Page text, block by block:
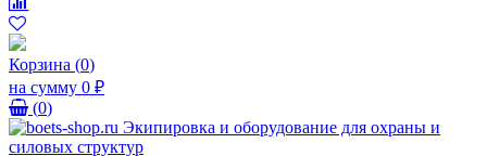
Корзина (0)
на сумму 0 ₽
(0)